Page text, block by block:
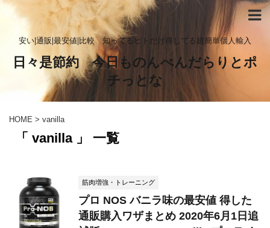
安い|通販|最安値|比較 知ってるヒトだけ得してる超簡単個人輸入
日々是節約 今日ものんべんだらりとポ
チっとな
HOME > vanilla
「 vanilla 」 一覧
筋肉増強・トレーニング
プロ NOS バニラ味の最安値 得した
通販購入ワザまとめ 2020年6月1日追